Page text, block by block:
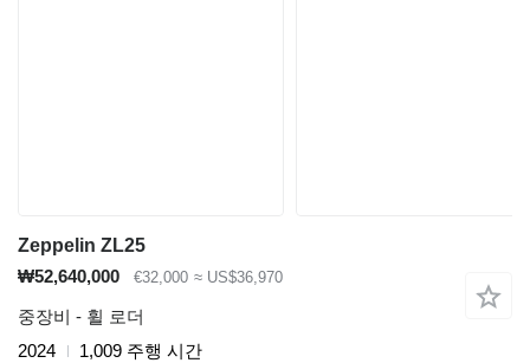
Zeppelin ZL25
₩52,640,000
€32,000 ≈ US$36,970
중장비 - 휠 로더
2024
1,009 주행 시간